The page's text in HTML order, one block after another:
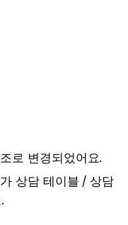
로 변경되었어요.
상담 테이블 / 상담